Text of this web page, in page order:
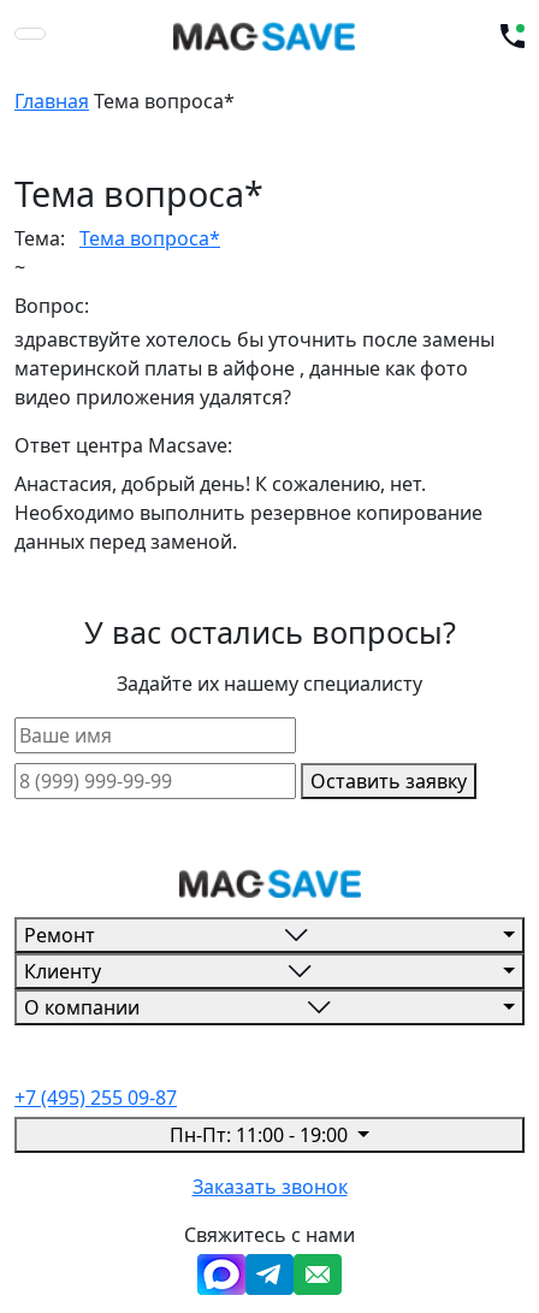
Главная Тема вопроса*
Тема вопроса*
Тема: Тема вопроса*
~
Вопрос:
здравствуйте хотелось бы уточнить после замены
материнской платы в айфоне , данные как фото
видео приложения удалятся?
Ответ центра Macsave:
Анастасия, добрый день! К сожалению, нет.
Необходимо выполнить резервное копирование
данных перед заменой.
У вас остались вопросы?
Задайте их нашему специалисту
Оставить заявку
Ремонт
Клиенту
О компании
+7 (495) 255 09-87
Пн-Пт: 11:00 - 19:00
Заказать звонок
Свяжитесь с нами